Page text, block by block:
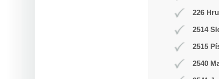
226
2514
2515
2540